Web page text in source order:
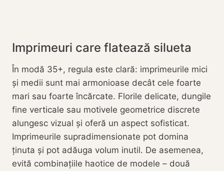
Imprimeuri care flatează silueta
În modă 35+, regula este clară: imprimeurile mici
și medii sunt mai armonioase decât cele foarte
mari sau foarte încărcate. Florile delicate, dungile
fine verticale sau motivele geometrice discrete
alungesc vizual și oferă un aspect sofisticat.
Imprimeurile supradimensionate pot domina
ținuta și pot adăuga volum inutil. De asemenea,
evită combinațiile haotice de modele – două